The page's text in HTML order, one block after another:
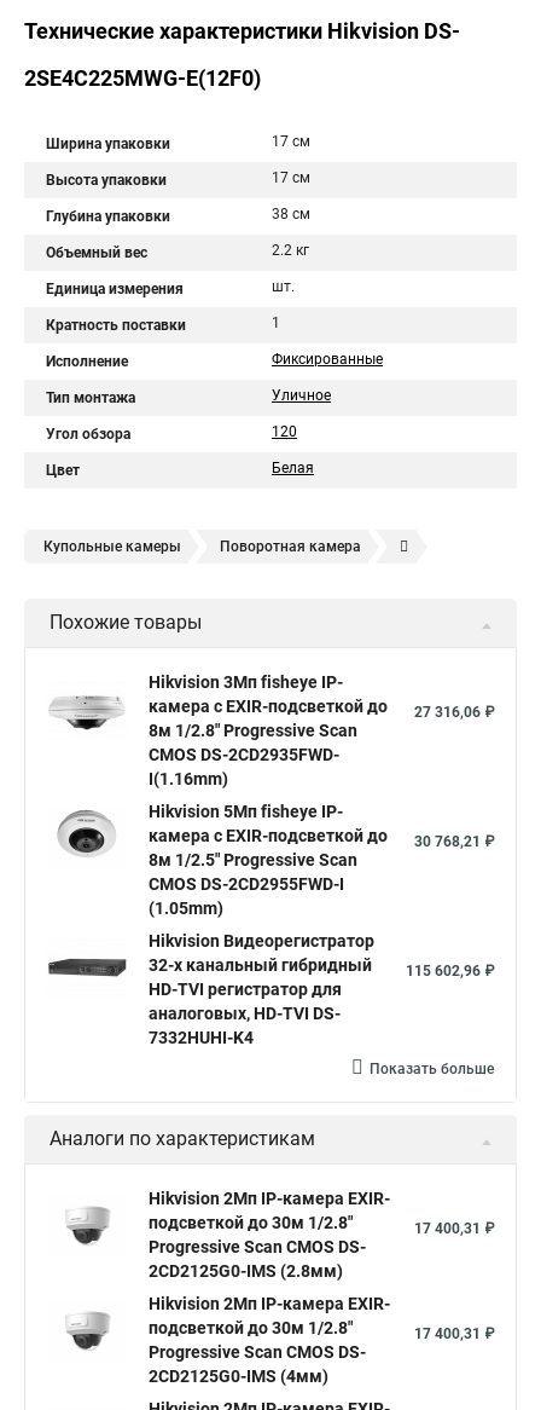
Технические характеристики Hikvision DS-
2SE4C225MWG-E(12F0)
Ширина упаковки 17 см
Высота упаковки 17 см
Глубина упаковки 38 см
Объемный вес 2.2 кг
Единица измерения шт.
Кратность поставки 1
Исполнение Фиксированные
Тип монтажа Уличное
Угол обзора 120
Цвет Белая
Купольные камеры Поворотная камера
Камера видеонаблюдения hikvision
Hikvision купить Hikvision уличная ip камера
Hikvision poe
Hikvision 2 8 mm Hikvision camera Hikvision 2cd1148 i b
Видеонаблюдение Ip видеокамеры
Hikvision 2cd2142fwd
Hikvision ds 2cd1148 hikvision ds 2cd1148 i b
hikvision ds 2cd2042wd i Видеокамера hikvision
Видеокамеры hikvision ds
Камера Hikvision ds 2ce16d8t
Видеокамера hikvision hiwatch
Камера Hikvision ds 2cd2442fwd
Уличная камера Hikvision ip camera
Hikvision поворотная камера Hikvision купольная
Нikvision микрофон Hikvision поворотная
Hikvision порты
Похожие товары
Hikvision 3Мп fisheye IP-
камера c EXIR-подсветкой до
8м 1/2.8" Progressive Scan
CMOS DS-2CD2935FWD-
I(1.16mm)
27 316,06 ₽
Hikvision 5Мп fisheye IP-
камера c EXIR-подсветкой до
8м 1/2.5" Progressive Scan
CMOS DS-2CD2955FWD-I
(1.05mm)
30 768,21 ₽
Hikvision Видеорегистратор
32-х канальный гибридный
HD-TVI регистратор для
аналоговых, HD-TVI DS-
7332HUHI-K4
115 602,96 ₽
Показать больше
Аналоги по характеристикам
Hikvision 2Мп IP-камера EXIR-
подсветкой до 30м 1/2.8"
Progressive Scan CMOS DS-
2CD2125G0-IMS (2.8мм)
17 400,31 ₽
Hikvision 2Мп IP-камера EXIR-
подсветкой до 30м 1/2.8"
Progressive Scan CMOS DS-
2CD2125G0-IMS (4мм)
17 400,31 ₽